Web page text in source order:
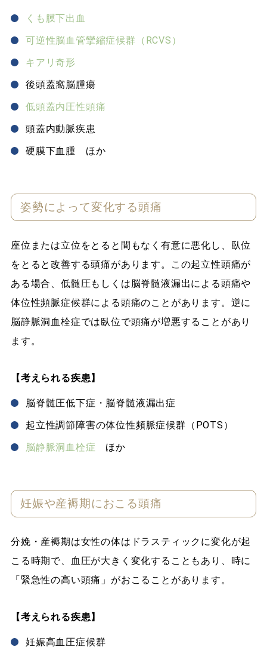
くも膜下出血
可逆性脳血管攣縮症候群（RCVS）
キアリ奇形
後頭蓋窩脳腫瘍
低頭蓋内圧性頭痛
頭蓋内動脈疾患
硬膜下血腫 ほか
姿勢によって変化する頭痛
座位または立位をとると間もなく有意に悪化し、臥位
をとると改善する頭痛があります。この起立性頭痛が
ある場合、低髄圧もしくは脳脊髄液漏出による頭痛や
体位性頻脈症候群による頭痛のことがあります。逆に
脳静脈洞血栓症では臥位で頭痛が増悪することがあり
ます。
【考えられる疾患】
脳脊髄圧低下症・脳脊髄液漏出症
起立性調節障害の体位性頻脈症候群（POTS）
脳静脈洞血栓症 ほか
妊娠や産褥期におこる頭痛
分娩・産褥期は女性の体はドラスティックに変化が起
こる時期で、血圧が大きく変化することもあり、時に
「緊急性の高い頭痛」がおこることがあります。
【考えられる疾患】
妊娠高血圧症候群